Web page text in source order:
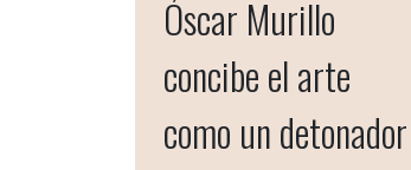
Óscar Murillo
concibe el arte
como un detonador